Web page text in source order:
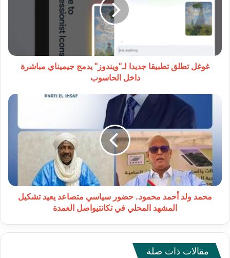
لـ"ويندوز"
يدمج
جيميناي
داخل
الحاسوب
غوغل تطلق تطبيقا جديدا لـ"ويندوز" يدمج جيميناي مباشرة
داخل الحاسوب
محمود..
حضور
سياسي
متصاعد
يعيد
تشكيل
المشهد
محمد ولد أحمد محمود.. حضور سياسي متصاعد يعيد تشكيل
المشهد المحلي في تكانتيواصل العمدة
مقالات ذات صلة